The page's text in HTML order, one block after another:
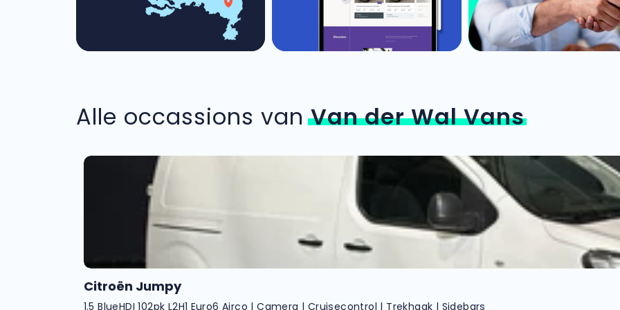
Alle occassions vanVan der Wal Vans
Citroën Jumpy
1.5 BlueHDI 102pk L2H1 Euro6 Airco | Camera | Cruisecontrol | Trekhaak | Sidebars